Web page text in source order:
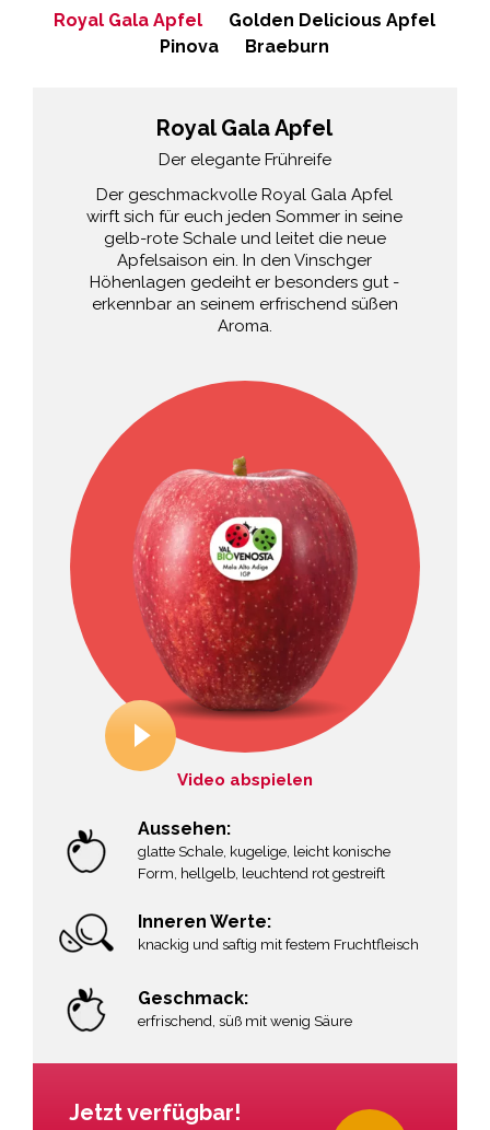
Royal Gala Apfel
Der elegante Frühreife
Der geschmackvolle Royal Gala Apfel
wirft sich für euch jeden Sommer in seine
gelb-rote Schale und leitet die neue
Apfelsaison ein. In den Vinschger
Höhenlagen gedeiht er besonders gut -
erkennbar an seinem erfrischend süßen
Aroma.
Video abspielen
Aussehen:
glatte Schale, kugelige, leicht konische
Form, hellgelb, leuchtend rot gestreift
Inneren Werte:
knackig und saftig mit festem Fruchtfleisch
Geschmack:
erfrischend, süß mit wenig Säure
Jetzt verfügbar!
Royal Gala Apfel
Golden Delicious Apfel
Pinova
Braeburn